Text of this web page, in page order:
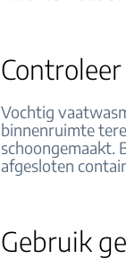
Vochtig
binnenruimte
schoongemaakt.
afgesloten
Gebruik